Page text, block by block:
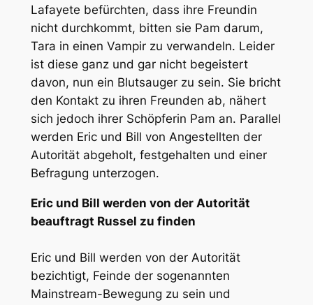
Lafayete befürchten, dass ihre Freundin
nicht durchkommt, bitten sie Pam darum,
Tara in einen Vampir zu verwandeln. Leider
ist diese ganz und gar nicht begeistert
davon, nun ein Blutsauger zu sein. Sie bricht
den Kontakt zu ihren Freunden ab, nähert
sich jedoch ihrer Schöpferin Pam an. Parallel
werden Eric und Bill von Angestellten der
Autorität abgeholt, festgehalten und einer
Befragung unterzogen.
Eric und Bill werden von der Autorität
beauftragt Russel zu finden
Eric und Bill werden von der Autorität
bezichtigt, Feinde der sogenannten
Mainstream-Bewegung zu sein und